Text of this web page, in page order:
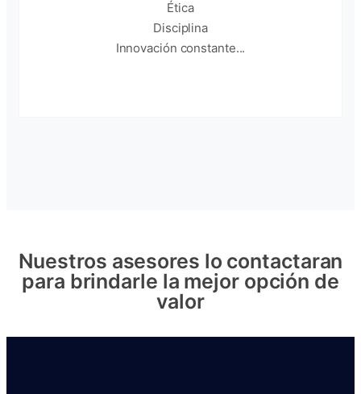
Ética
Disciplina
Innovación constante...
Nuestros asesores lo contactaran
para brindarle la mejor opción de
valor